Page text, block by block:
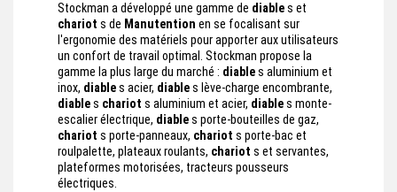
Stockman a développé une gamme de diables et
chariot s de Manutention en se focalisant sur
l'ergonomie des matériels pour apporter aux utilisateurs
un confort de travail optimal. Stockman propose la
gamme la plus large du marché : diables aluminium et
inox, diables acier, diables lève-charge encombrante,
diables chariot s aluminium et acier, diables monte-
escalier électrique, diables porte-bouteilles de gaz,
chariot s porte-panneaux, chariot s porte-bac et
roulpalette, plateaux roulants, chariot s et servantes,
plateformes motorisées, tracteurs pousseurs
électriques.